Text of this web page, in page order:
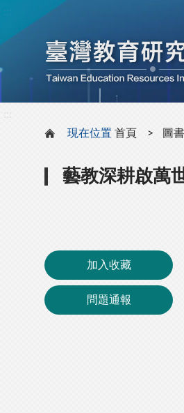
現在位置 首頁 圖
藝教深耕啟萬
加入收藏
問題通報